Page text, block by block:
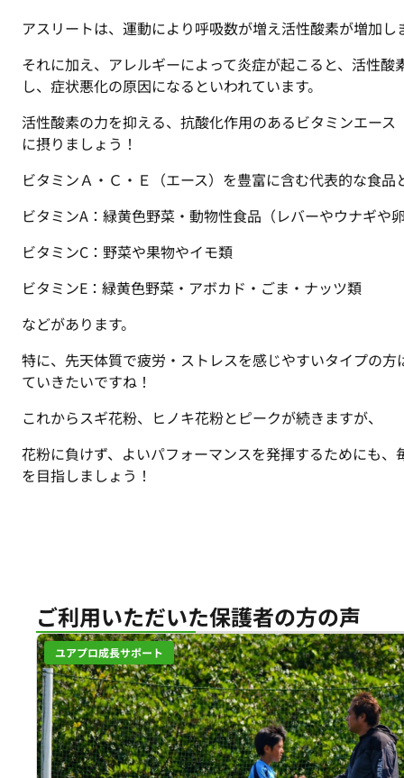
アスリートは、運動により呼吸数が増え活性酸素が増加し
それに加え、アレルギーによって炎症が起こると、活性酸
し、症状悪化の原因になるといわれています。
活性酸素の力を抑える、抗酸化作用のあるビタミンエース
に摂りましょう！
ビタミンＡ・Ｃ・Ｅ（エース）を豊富に含む代表的な食品
ビタミンA：緑黄色野菜・動物性食品（レバーやウナギや
ビタミンC：野菜や果物やイモ類
ビタミンE：緑黄色野菜・アボカド・ごま・ナッツ類
などがあります。
特に、先天体質で疲労・ストレスを感じやすいタイプの方
ていきたいですね！
これからスギ花粉、ヒノキ花粉とピークが続きますが、
花粉に負けず、よいパフォーマンスを発揮するためにも、
を目指しましょう！
ご利用いただいた保護者の方の声
ユアプロ成長サポート